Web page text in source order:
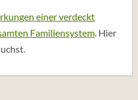
einer verdeckt
Familiensystem. Hier